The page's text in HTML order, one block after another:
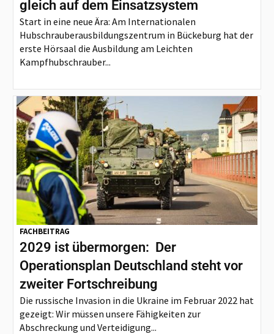
gleich auf dem Einsatzsystem
Start in eine neue Ära: Am Internationalen
Hubschrauberausbildungszentrum in Bückeburg hat der
erste Hörsaal die Ausbildung am Leichten
Kampfhubschrauber...
FACHBEITRAG
2029 ist übermorgen: Der
Operationsplan Deutschland steht vor
zweiter Fortschreibung
Die russische Invasion in die Ukraine im Februar 2022 hat
gezeigt: Wir müssen unsere Fähigkeiten zur
Abschreckung und Verteidigung...